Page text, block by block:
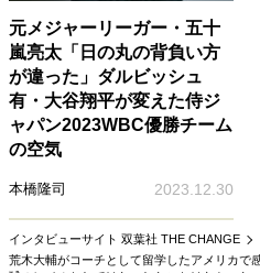
元メジャーリーガー・五十
嵐亮太「日の丸の背負い方
が違った」ダルビッシュ
有・大谷翔平が変えた侍ジ
ャパン2023WBC優勝チーム
の空気
本橋隆司 2023.12.30
インタビューサイト 双葉社 THE CHANGE
荒木大輔がコーチとして留学したアメリカで